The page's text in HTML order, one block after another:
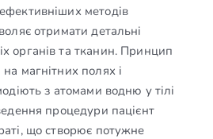
методів
отримати детальні
органів та тканин. Принцип
магнітних полях і
з атомами водню у тілі
процедури пацієнт
що створює потужне